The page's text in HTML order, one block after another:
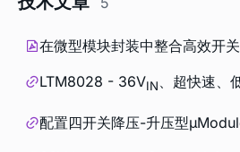
在微型模块封装中整合高效开
LTM8028 - 36VIN、超快速、
配置四开关降压-升压型